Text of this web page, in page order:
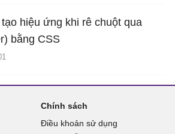
hiệu ứng khi rê chuột qua
bằng CSS
Chính sách
Điều khoản sử dụng